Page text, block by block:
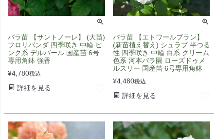
バラ苗 【サントノーレ】 (大苗)
フロリバンダ 四季咲き 中輪 ピ
ンク系 デルバール 国産苗 6号
専用角鉢 強香
¥4,780税込
詳細を見る
バラ苗 【エトワールブラン】
(新苗植え替え) シュラブ 半つる
性 四季咲き 中輪 白系 クリーム
色系 河本バラ園 ローズドゥメ
ルスリー 国産苗 6号専用角鉢
¥4,480税込
詳細を見る